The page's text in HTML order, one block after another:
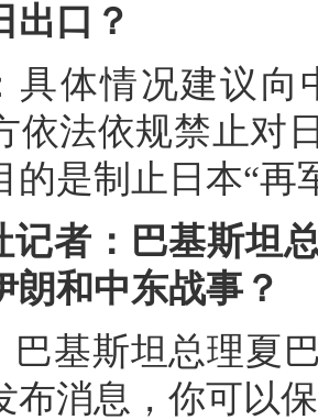
出口？
具体情况建议向
依法依规禁止对
的是制止日本“再
记者：巴基斯坦
朗和中东战事？
巴基斯坦总理夏
布消息，你可以